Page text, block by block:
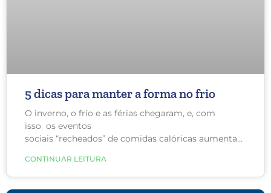
5 dicas para manter a forma no frio
O inverno, o frio e as férias chegaram, e, com
isso os eventos
sociais “recheados” de comidas calóricas aumentam,
se você fizer as escolhas certas, é
possível saborear e aproveitar a temporada,
mantendo o peso sob controle.
CONTINUAR LEITURA